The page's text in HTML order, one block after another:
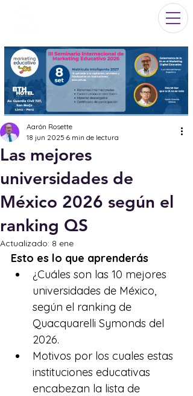
Las mejores
universidades de
México 2026 según el
ranking QS
Aarón Rosette
18 jun 2025 6 min de lectura
Actualizado: 8 ene
Esto es lo que aprenderás
¿Cuáles son las 10 mejores
universidades de México,
según el ranking de
Quacquarelli Symonds del
2026.
Motivos por los cuales estas
instituciones educativas
encabezan la lista de